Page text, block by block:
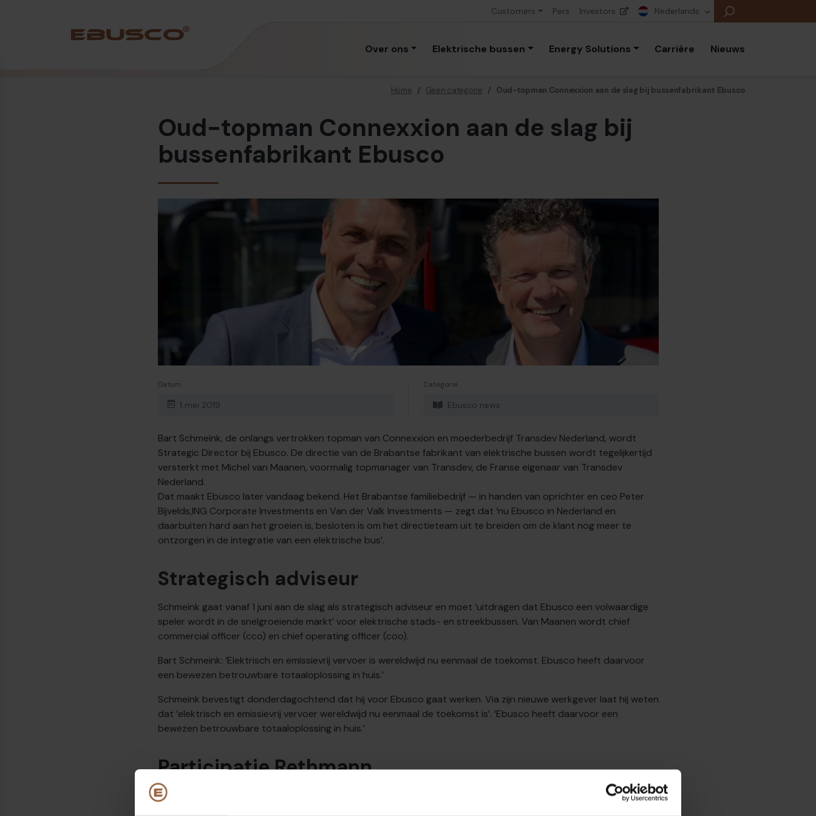
Customers Pers Investors Nederlands
Over ons Elektrische bussen Energy Solutions Carrière Nieuws
Home / Geen categorie / Oud-topman Connexxion aan de slag bij bussenfabrikant Ebusco
Oud-topman Connexxion aan de slag bij
bussenfabrikant Ebusco
Datum
1 mei 2019
Categorie
Ebusco news
Bart Schmeink, de onlangs vertrokken topman van Connexxion en moederbedrijf Transdev Nederland, wordt
Strategic Director bij Ebusco. De directie van de Brabantse fabrikant van elektrische bussen wordt tegelijkertijd
versterkt met Michel van Maanen, voormalig topmanager van Transdev, de Franse eigenaar van Transdev
Nederland.
Dat maakt Ebusco later vandaag bekend. Het Brabantse familiebedrijf — in handen van oprichter en ceo Peter
Bijvelds,ING Corporate Investments en Van der Valk Investments — zegt dat ‘nu Ebusco in Nederland en
daarbuiten hard aan het groeien is, besloten is om het directieteam uit te breiden om de klant nog meer te
ontzorgen in de integratie van een elektrische bus’.
Strategisch adviseur
Schmeink gaat vanaf 1 juni aan de slag als strategisch adviseur en moet ‘uitdragen dat Ebusco een volwaardige
speler wordt in de snelgroeiende markt’ voor elektrische stads- en streekbussen. Van Maanen wordt chief
commercial officer (cco) en chief operating officer (coo).
Bart Schmeink: ‘Elektrisch en emissievrij vervoer is wereldwijd nu eenmaal de toekomst. Ebusco heeft daarvoor
een bewezen betrouwbare totaaloplossing in huis.’
Schmeink bevestigt donderdagochtend dat hij voor Ebusco gaat werken. Via zijn nieuwe werkgever laat hij weten
dat ‘elektrisch en emissievrij vervoer wereldwijd nu eenmaal de toekomst is’. ‘Ebusco heeft daarvoor een
bewezen betrouwbare totaaloplossing in huis.’
Participatie Rethmann
Begin december kondigde Schmeink zijn vertrek bij Connexxion aan. Dat was kort nadat het Duitse